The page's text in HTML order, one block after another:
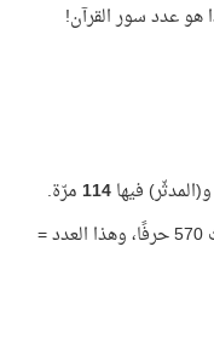
هو عدد سور القرآن!
فيها114مرّة.
العجيب أن مجموع حروف هذه الآيات الثلاث 570 حرفًا، وهذا العدد =